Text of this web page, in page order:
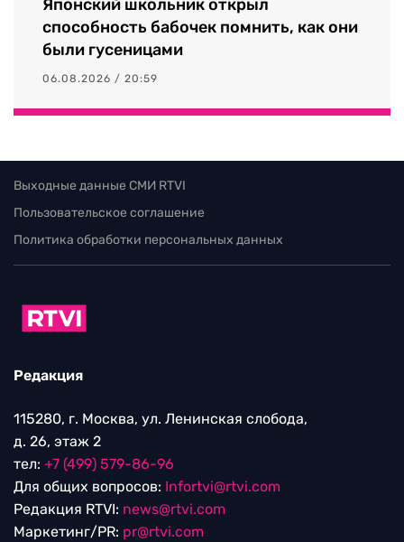
Японский школьник открыл
способность бабочек помнить, как они
были гусеницами
06.08.2026 / 20:59
Выходные данные СМИ RTVI
Пользовательское соглашение
Политика обработки персональных данных
Редакция
115280, г. Москва, ул. Ленинская слобода,
д. 26, этаж 2
тел: +7 (499) 579-86-96
Для общих вопросов: Infortvi@rtvi.com
Редакция RTVI: news@rtvi.com
Маркетинг/PR: pr@rtvi.com